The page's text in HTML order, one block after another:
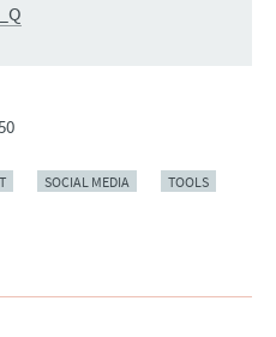
SOCIAL MEDIA TOOLS